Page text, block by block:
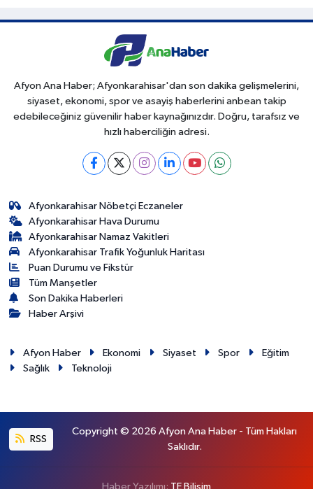
Afyon Ana Haber; Afyonkarahisar'dan son dakika gelişmelerini,
siyaset, ekonomi, spor ve asayiş haberlerini anbean takip
edebileceğiniz güvenilir haber kaynağınızdır. Doğru, tarafsız ve
hızlı haberciliğin adresi.
Afyonkarahisar Nöbetçi Eczaneler
Afyonkarahisar Hava Durumu
Afyonkarahisar Namaz Vakitleri
Afyonkarahisar Trafik Yoğunluk Haritası
Puan Durumu ve Fikstür
Tüm Manşetler
Son Dakika Haberleri
Haber Arşivi
Afyon Haber Ekonomi Siyaset Spor
Eğitim
Sağlık
Teknoloji
RSS
Copyright © 2026 Afyon Ana Haber - Tüm Hakları
Saklıdır.
Haber Yazılımı: TE Bilişim